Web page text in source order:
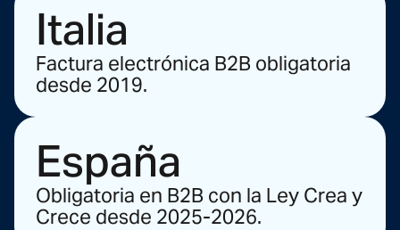
Italia
Factura electrónica B2B obligatoria
desde 2019.
España
Obligatoria en B2B con la Ley Crea y
Crece desde 2025-2026.